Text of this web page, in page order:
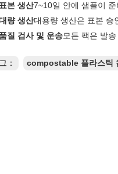
표본 생산7~10일 안에 샘플이 준
량 생산대용량 생산은 표본 승
품질 검사 및 운송모든 팩은 발
： compostable 플라스틱